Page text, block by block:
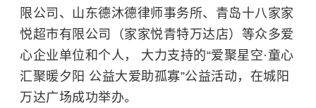
限公司、山东德沐德律师事务所、青岛十八家家
悦超市有限公司（家家悦青特万达店）等众多爱
心企业单位和个人， 大力支持的“爱聚星空·童心
汇聚暖夕阳 公益大爱助孤寡”公益活动，在城阳
万达广场成功举办。